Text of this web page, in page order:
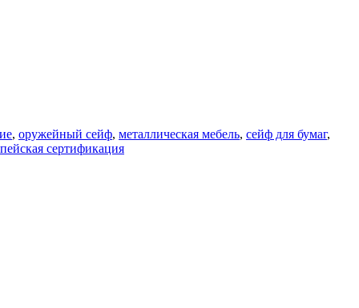
, оружейный сейф, металлическая мебель, сейф для бумаг,
сертификация